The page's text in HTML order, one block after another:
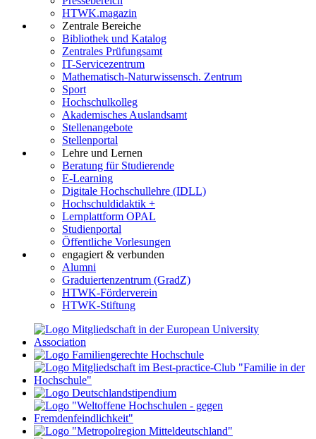
HTWK.magazin
Zentrale Bereiche
Bibliothek und Katalog
Zentrales Prüfungsamt
IT-Servicezentrum
Mathematisch-Naturwissensch. Zentrum
Sport
Hochschulkolleg
Akademisches Auslandsamt
Stellenangebote
Stellenportal
Lehre und Lernen
Beratung für Studierende
E-Learning
Digitale Hochschullehre (IDLL)
Hochschuldidaktik +
Lernplattform OPAL
Studienportal
Öffentliche Vorlesungen
engagiert & verbunden
Alumni
Graduiertenzentrum (GradZ)
HTWK-Förderverein
HTWK-Stiftung